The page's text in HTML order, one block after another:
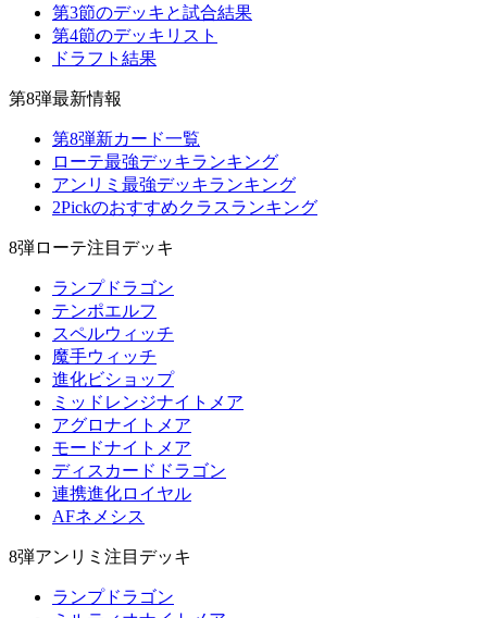
第3節のデッキと試合結果
第4節のデッキリスト
ドラフト結果
第8弾最新情報
第8弾新カード一覧
ローテ最強デッキランキング
アンリミ最強デッキランキング
2Pickのおすすめクラスランキング
8弾ローテ注目デッキ
ランプドラゴン
テンポエルフ
スペルウィッチ
魔手ウィッチ
進化ビショップ
ミッドレンジナイトメア
アグロナイトメア
モードナイトメア
ディスカードドラゴン
連携進化ロイヤル
AFネメシス
8弾アンリミ注目デッキ
ランプドラゴン